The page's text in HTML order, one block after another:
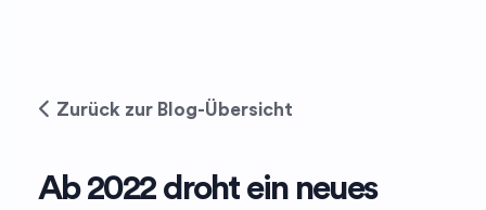
Zurück zur Blog-Übersicht
Ab 2022 droht ein neues